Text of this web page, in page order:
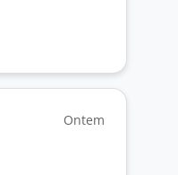
Ontem